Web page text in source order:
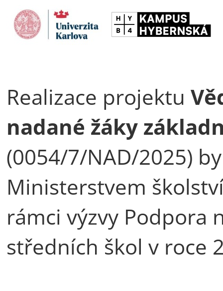
Realizace projektu
nadané žáky
(0054/7/NAD/2025)
Ministerstvem
rámci výzvy Podpora
středních škol v roce